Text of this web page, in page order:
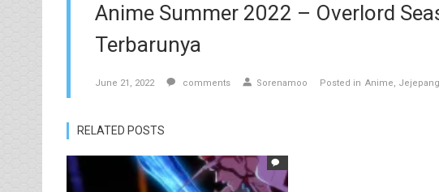
Anime Summer 2022 – Overlord
Terbarunya
June 21, 2022 comments Sorenamoo Posted in Anime
RELATED POSTS